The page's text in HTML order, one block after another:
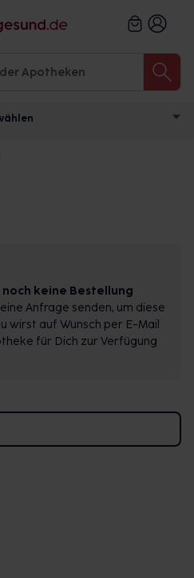
keine Bestellung
Anfrage senden, um diese
wirst auf Wunsch per E-Mail
für Dich zur Verfügung